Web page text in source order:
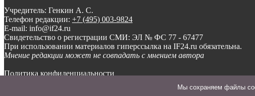
Учредитель: Генкин А. С.
Телефон редакции: +7 (495) 003-9824
E-mail: info@if24.ru
Свидетельство о регистрации СМИ: ЭЛ № ФС 77 - 67477
При использовании материалов гиперссылка на IF24.ru обязательна.
Мнение редакции может не совпадать с мнением автора
Политика конфиденциальности
© ООО «Инвест-Форсайт», 2012-2026
Мы cохраняем файлы